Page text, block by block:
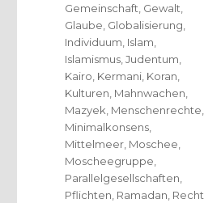
Gemeinschaft Gewalt
Glaube Globalisierung
Individuum Islam
Islamismus ,Judentum
Kairo Kermani Koran
Kulturen Mahnwachen
Mazyek Menschenrechte
Minimalkonsens
Mittelmeer Moschee
Moscheegruppe
Parallelgesellschaften
Pflichten Ramadan Recht